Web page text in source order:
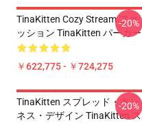
TinaKitten Cozy Stream ファ
ッション TinaKitten パーカー
￥622,775 - ￥724,275
-20%
TinaKitten スプレッド・キン
ネス・デザイン TinaKitten ス
-20%